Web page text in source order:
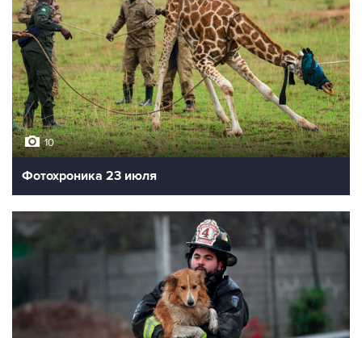
10
Фотохроника 23 июля